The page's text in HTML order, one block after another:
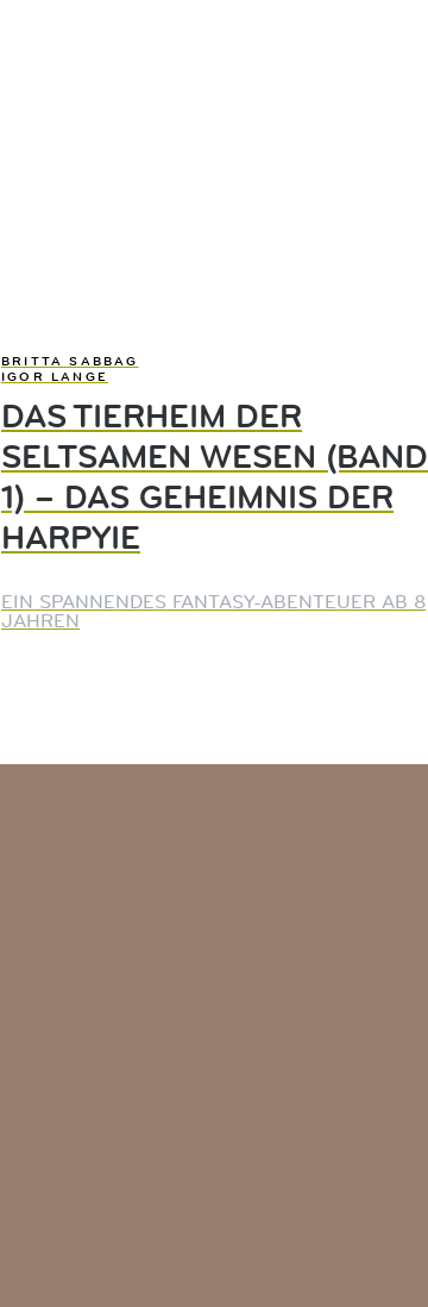
BRITTA SABBAG
IGOR LANGE
DAS TIERHEIM DER
SELTSAMEN WESEN (BAND
1) – DAS GEHEIMNIS DER
HARPYIE
EIN SPANNENDES FANTASY-ABENTEUER AB 8
JAHREN